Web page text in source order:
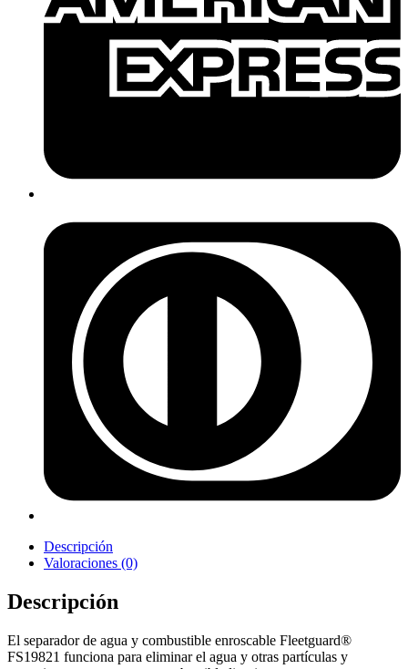
Descripción
Valoraciones (0)
Descripción
El separador de agua y combustible enroscable Fleetguard®
FS19821 funciona para eliminar el agua y otras partículas y